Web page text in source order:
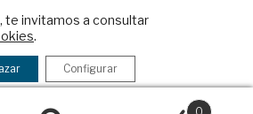
0
Programa KIT Digital. Plan de
y Resiliencia de
Next Generation EU.​​
te invitamos a consultar
.
Configurar